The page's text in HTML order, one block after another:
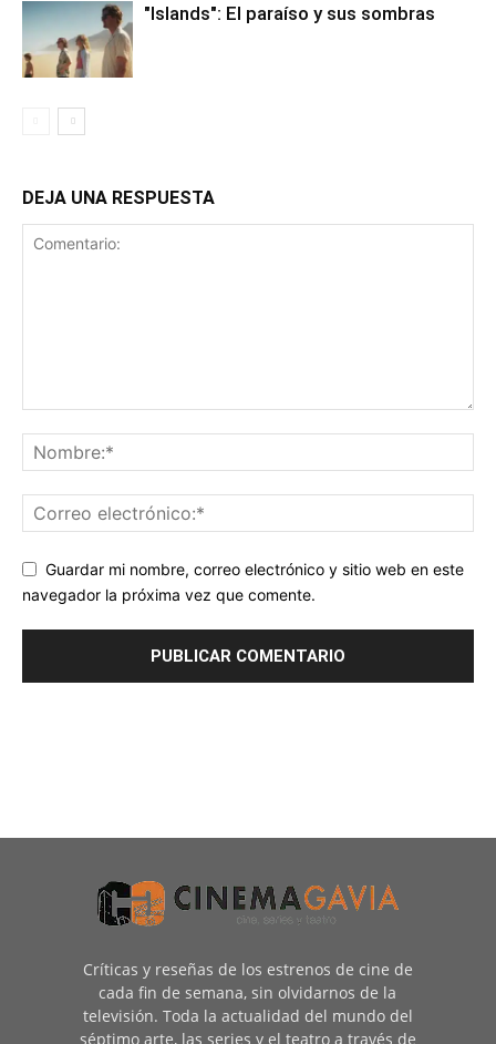
"Islands": El paraíso y sus sombras
DEJA UNA RESPUESTA
Guardar mi nombre, correo electrónico y sitio web en este
navegador la próxima vez que comente.
Críticas y reseñas de los estrenos de cine de
cada fin de semana, sin olvidarnos de la
televisión. Toda la actualidad del mundo del
séptimo arte, las series y el teatro a través de